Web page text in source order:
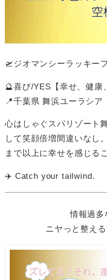
🛫ジオマンシーラッキー
🔮喜び/YES【幸せ、健康
📍千葉県 舞浜ユーラシア
心はしゃぐスパリゾート
して笑顔倍増間違いなし
まで以上に幸せを感じる
✈️ Catch your tailwind.
情報過多
ニヤっと整え